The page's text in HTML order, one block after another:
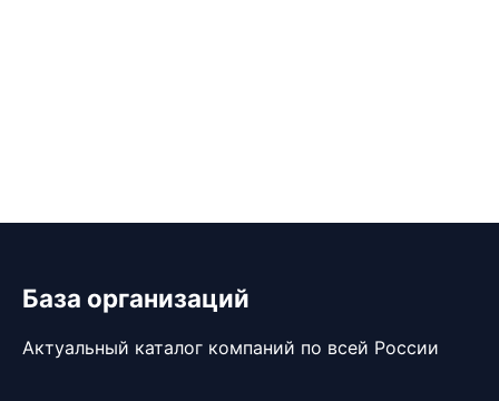
База организаций
Актуальный каталог компаний по всей России